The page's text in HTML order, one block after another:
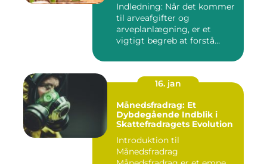
Indledning: Når det kommer
til arveafgifter og
arveplanlægning, er et
vigtigt begreb at forstå
16. jan
Månedsfradrag: Et
Dybdegående Indblik i
Skattefradragets Evolution
Introduktion til
Månedsfradrag